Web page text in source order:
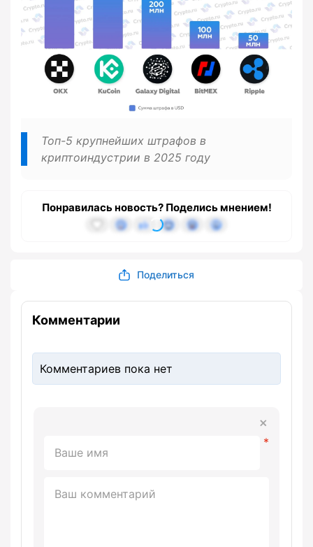
Топ-5 крупнейших штрафов в
криптоиндустрии в 2025 году
Понравилась новость? Поделись мнением!
Поделиться
Комментарии
Комментариев пока нет